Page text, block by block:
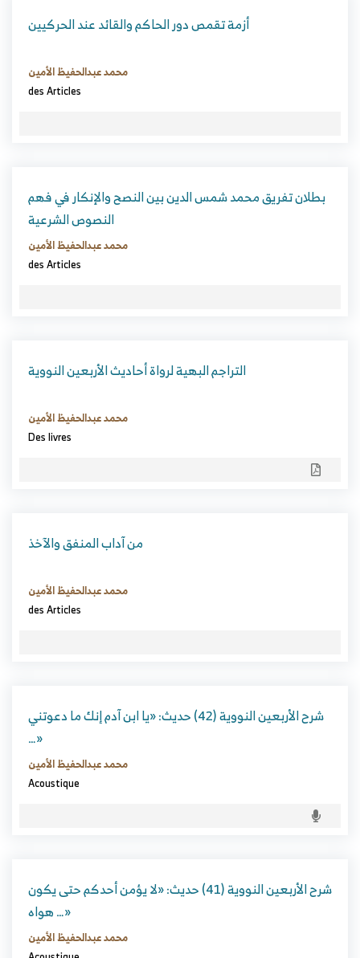
أزمة تقمص دور الحاكم والقائد عند الحركيين
محمد عبدالحفيظ الأمين
des Articles
بطلان تفريق محمد شمس الدين بين النصح والإنكار في فهم
النصوص الشرعية
محمد عبدالحفيظ الأمين
des Articles
التراجم البهية لرواة أحاديث الأربعين النووية
محمد عبدالحفيظ الأمين
Des livres
من آداب المنفق والآخذ
محمد عبدالحفيظ الأمين
des Articles
شرح الأربعين النووية (42) حديث: «يا ابن آدم إنك ما دعوتني
…»
محمد عبدالحفيظ الأمين
Acoustique
شرح الأربعين النووية (41) حديث: «لا يؤمن أحدكم حتى يكون
هواه …»
محمد عبدالحفيظ الأمين